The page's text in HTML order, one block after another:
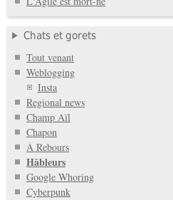
Chats et gorets
Tout venant
Weblogging
Insta
Regional news
Champ Aïl
Chapon
À Rebours
Hâbleurs
Google Whoring
Cyberpunk